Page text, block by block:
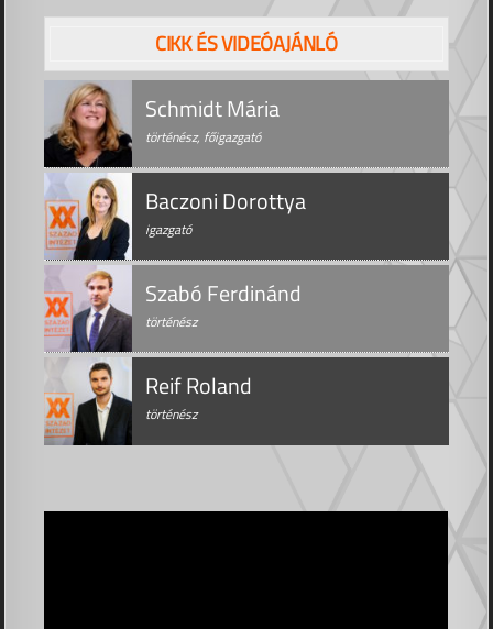
CIKK ÉS VIDEÓAJÁNLÓ
Schmidt Mária
történész, főigazgató
Baczoni Dorottya
igazgató
Szabó Ferdinánd
történész
Reif Roland
történész